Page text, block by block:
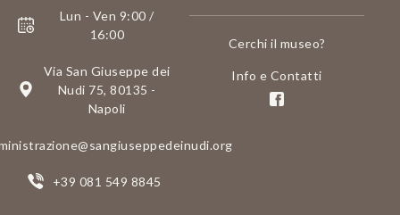
Lun - Ven 9:00 /
16:00
Via San Giuseppe dei
Nudi 75, 80135 -
Napoli
+39 081 549 8845
Cerchi il museo?
Info e Contatti